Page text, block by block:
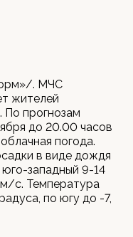
. МЧС
жителей
По прогнозам
до 20.00 часов
погода.
в виде дождя
западный 9-14
с. Температура
по югу до -7,